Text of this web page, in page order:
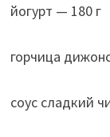
йогурт — 180 г
горчица
соус сладкий